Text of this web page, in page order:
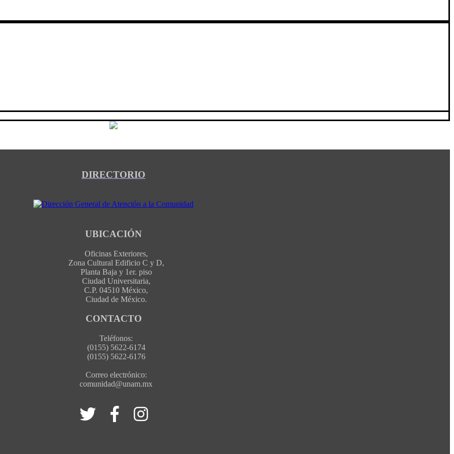
DIRECTORIO
UBICACIÓN
Oficinas Exteriores,
Zona Cultural Edificio C y D,
Planta Baja y 1er. piso
Ciudad Universitaria,
C.P. 04510 México,
Ciudad de México.
CONTACTO
Teléfonos:
(0155) 5622-6174
(0155) 5622-6176
Correo electrónico:
comunidad@unam.mx